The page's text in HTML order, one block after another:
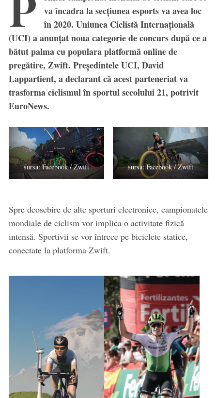
va încadra la secțiunea esports va avea loc
în 2020. Uniunea Ciclistă Internațională
(UCI) a anunțat noua categorie de concurs după ce a
bătut palma cu populara platformă online de
pregătire, Zwift. Președintele UCI, David
Lappartient, a declarant că acest parteneriat va
trasforma ciclismul în sportul secolului 21, potrivit
EuroNews.
sursa: Facebook / Zwift sursa: Facebook / Zwift
Spre deosebire de alte sporturi electronice, campionatele
mondiale de ciclism vor implica o activitate fizică
intensă. Sportivii se vor întrece pe biciclete statice,
conectate la platforma Zwift.